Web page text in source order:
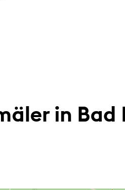
in Bad